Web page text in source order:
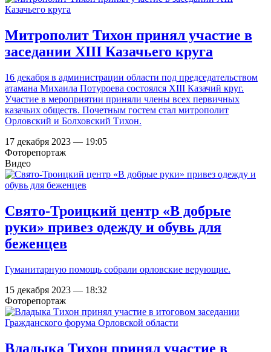
Митрополит Тихон принял участие в
заседании XIII Казачьего круга
16 декабря в администрации области под председательством
атамана Михаила Потуроева состоялся XIII Казачий круг.
Участие в мероприятии приняли члены всех первичных
казачьих обществ. Почетным гостем стал митрополит
Орловский и Болховский Тихон.
17 декабря 2023 — 19:05
Фоторепортаж
Видео
Свято-Троицкий центр «В добрые
руки» привез одежду и обувь для
беженцев
Гуманитарную помощь собрали орловские верующие.
15 декабря 2023 — 18:32
Фоторепортаж
Владыка Тихон принял участие в